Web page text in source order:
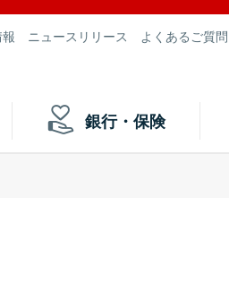
ニュースリリース よくあるご質
銀行・保険